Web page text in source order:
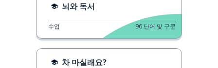
뇌와 독서
수업 96 단어 및 구문
차 마실래요?